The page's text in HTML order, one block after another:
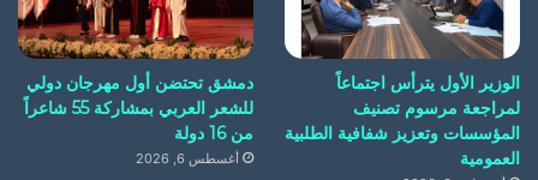
الوزير الأول يترأس اجتماعاً
لمراجعة مرسوم تصنيف
المؤسسات وتعزيز شفافية الطلبية
العمومية
دمشق تحتضن أول مهرجان دولي
للشعر العربي بمشاركة 55 شاعراً
من 16 دولة
أغسطس 6, 2026